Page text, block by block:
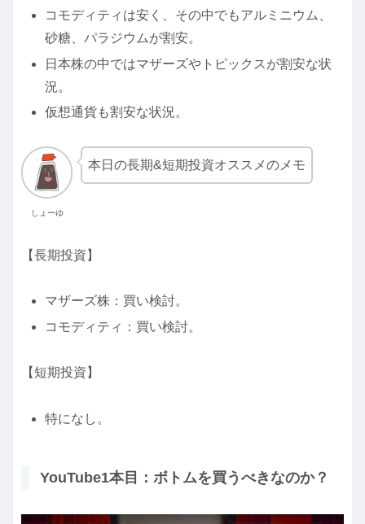
コモディティは安く、その中でもアルミニウム、
砂糖、パラジウムが割安。
日本株の中ではマザーズやトピックスが割安な状
況。
仮想通貨も割安な状況。
しょーゆ
本日の長期&短期投資オススメのメモ
【長期投資】
マザーズ株：買い検討。
コモディティ：買い検討。
【短期投資】
特になし。
YouTube1本目：ボトムを買うべきなのか？